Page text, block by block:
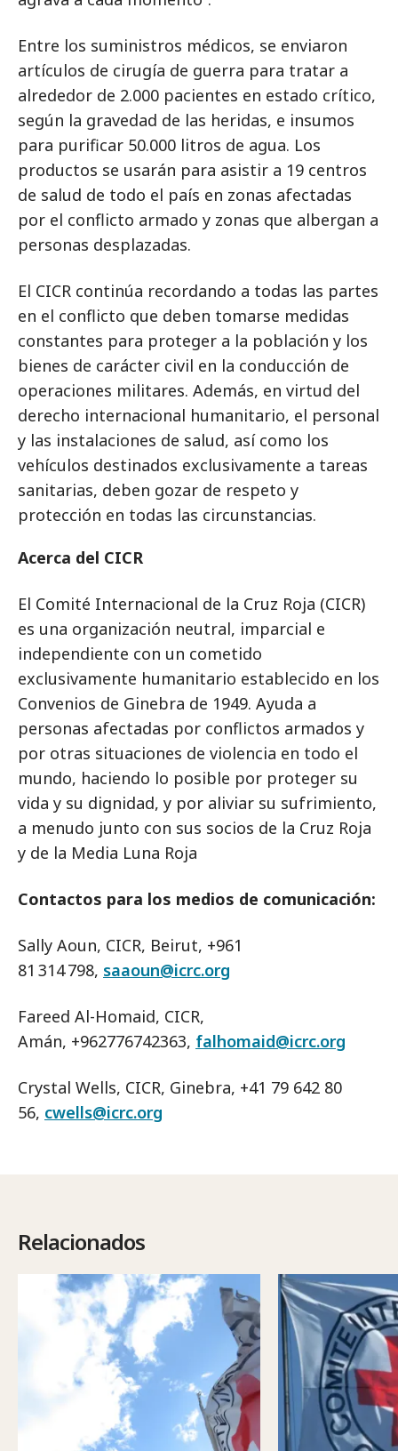
Entre los suministros médicos, se enviaron
artículos de cirugía de guerra para tratar a
alrededor de 2.000 pacientes en estado crítico,
según la gravedad de las heridas, e insumos
para purificar 50.000 litros de agua. Los
productos se usarán para asistir a 19 centros
de salud de todo el país en zonas afectadas
por el conflicto armado y zonas que albergan a
personas desplazadas.
El CICR continúa recordando a todas las partes
en el conflicto que deben tomarse medidas
constantes para proteger a la población y los
bienes de carácter civil en la conducción de
operaciones militares. Además, en virtud del
derecho internacional humanitario, el personal
y las instalaciones de salud, así como los
vehículos destinados exclusivamente a tareas
sanitarias, deben gozar de respeto y
protección en todas las circunstancias.
Acerca del CICR
El Comité Internacional de la Cruz Roja (CICR)
es una organización neutral, imparcial e
independiente con un cometido
exclusivamente humanitario establecido en los
Convenios de Ginebra de 1949. Ayuda a
personas afectadas por conflictos armados y
por otras situaciones de violencia en todo el
mundo, haciendo lo posible por proteger su
vida y su dignidad, y por aliviar su sufrimiento,
a menudo junto con sus socios de la Cruz Roja
y de la Media Luna Roja
Contactos para los medios de comunicación:
Sally Aoun, CICR, Beirut, +961
81 314 798, saaoun@icrc.org
Fareed Al-Homaid, CICR,
Amán, +962776742363, falhomaid@icrc.org
Crystal Wells, CICR, Ginebra, +41 79 642 80
56, cwells@icrc.org
Relacionados